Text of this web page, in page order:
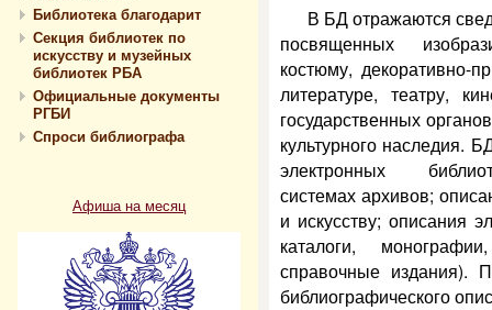
Библиотека благодарит
Секция библиотек по
искусству и музейных
библиотек РБА
Официальные документы
РГБИ
Спроси библиографа
Афиша на месяц
В БД отражаются
посвященных
костюму, декоративно-
литературе, театру,
государственных
культурного наследия.
электронных
системах архивов;
и искусству; описания
каталоги,
справочные издания).
библиографического